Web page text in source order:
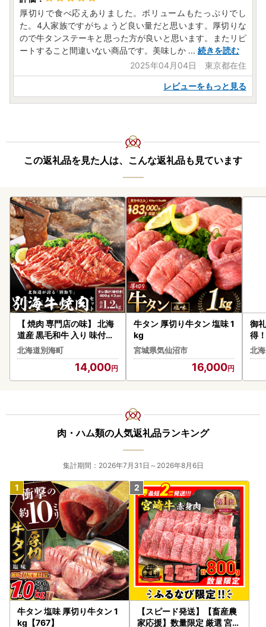
厚切りで食べ応えありました。ボリュームもたっぷりでし
た。4人家族ですがちょうど良い量だと思います。厚切りな
ので牛タンステーキと思った方が良いと思います。またリピ
ートすること間違いない商品です。美味しか ... 続きを読む
2025年04月04日 東京都在住
レビューをもっと見る
この返礼品を見た人は、こんな返礼品も見ています
【 焼肉 専門店の味】 北海
道産 黒毛和牛 入り 味付け
焼肉 1.2kg（400g×３パ
ック） 特製甘だれ 別海町
北海道別海町
14,000
牛タン 厚切り牛タン 塩味 1
kg
宮城県気仙沼市
16,000
御
得
タ
貝
北
肉・ハム類の人気返礼品ランキング
集計期間：2026年7月31日～2026年8月6日
牛タン 塩味 厚切り牛タン 1
kg【767】
【スピード発送】【畜産農
家応援】数量限定 厳選 宮崎